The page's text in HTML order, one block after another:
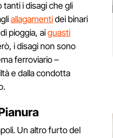
i disagi che gli
allagamentidei binari
pioggia, aiguasti
i disagi non sono
ferroviario –
e dalla condotta
Un altro furto del